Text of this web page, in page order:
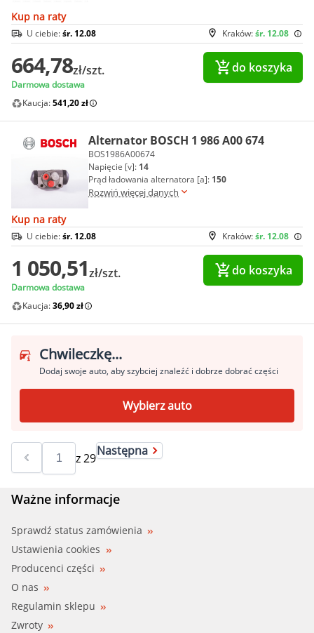
Kup na raty
Kraków:śr. 12.08
U ciebie:śr. 12.08
664,78zł/szt.
Darmowa dostawa
do koszyka
Kaucja:541,20 zł
Alternator BOSCH 1 986 A00 674
BOS1986A00674
Napięcie [v]: 14
Prąd ładowania alternatora [a]: 150
Rozwiń więcej danych
Kup na raty
Kraków:śr. 12.08
U ciebie:śr. 12.08
1 050,51zł/szt.
Darmowa dostawa
do koszyka
Kaucja:36,90 zł
Chwileczkę...
Dodaj swoje auto, aby szybciej znaleźć i dobrze dobrać części
Wybierz auto
z29Następna
Ważne informacje
Sprawdź status zamówienia
Ustawienia cookies
Producenci części
O nas
Regulamin sklepu
Zwroty